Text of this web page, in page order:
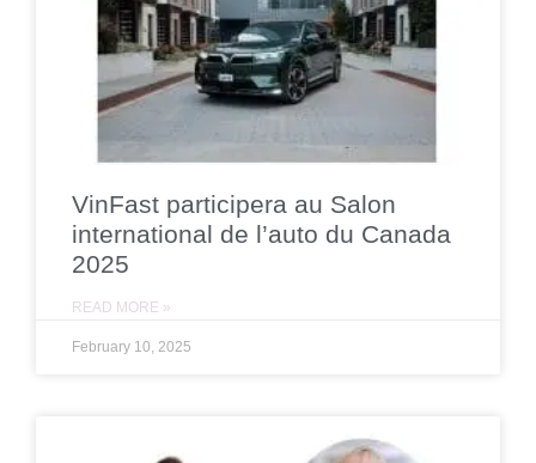
VinFast participera au Salon
international de l’auto du Canada
2025
READ MORE »
February 10, 2025